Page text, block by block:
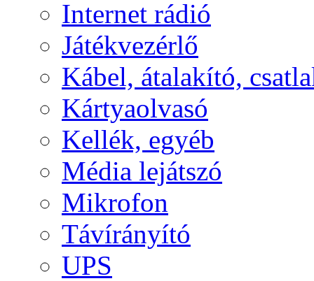
Internet rádió
Játékvezérlő
Kábel, átalakító,
Kártyaolvasó
Kellék, egyéb
Média lejátszó
Mikrofon
Távírányító
UPS